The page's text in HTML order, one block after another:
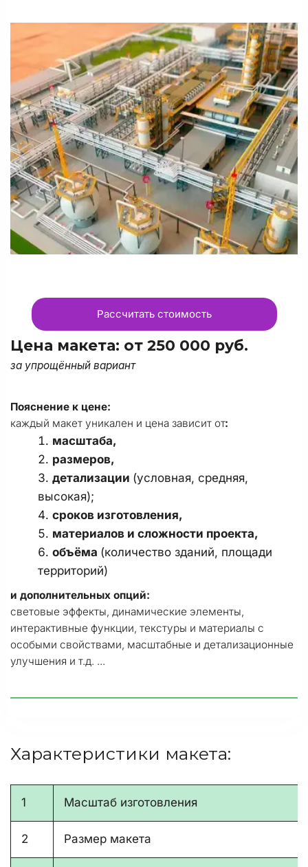
Рассчитать стоимость
Цена макета: от 250 000 руб.
за упрощённый вариант
Пояснение к цене:
каждый макет уникален и цена зависит от:
масштаба,
размеров,
детализации (условная, средняя,
высокая);
сроков изготовления,
материалов и сложности проекта,
объёма (количество зданий, площади
территорий)
и дополнительных опций:
световые эффекты, динамические элементы,
интерактивные функции, текстуры и материалы с
особыми свойствами, масштабные и детализационные
улучшения и т.д. ...
Характеристики макета:
1 Масштаб изготовления
2 Размер макета